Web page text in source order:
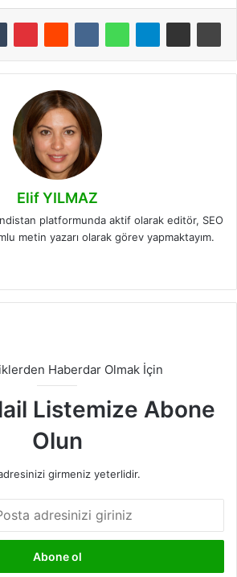
Elif YILMAZ
platformunda aktif olarak editör, SEO
metin yazarı olarak görev yapmaktayım.
Haberdar Olmak İçin
Listemize Abone
Olun
girmeniz yeterlidir.